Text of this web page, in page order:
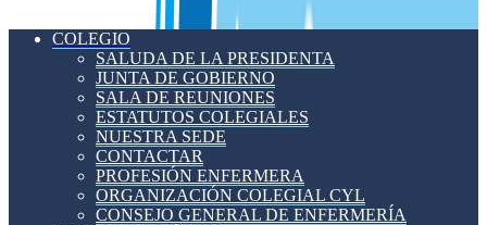
COLEGIO
SALUDA DE LA PRESIDENTA
JUNTA DE GOBIERNO
SALA DE REUNIONES
ESTATUTOS COLEGIALES
NUESTRA SEDE
CONTACTAR
PROFESIÓN ENFERMERA
ORGANIZACIÓN COLEGIAL CYL
CONSEJO GENERAL DE ENFERMERÍA